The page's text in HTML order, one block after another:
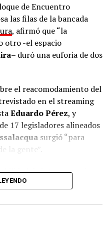
presidente del partido
locales: “La mona,
queda. Van a ponerse el
de nombre, pero
somos lo opuesto,
alternativa clara que
con un ciclo de
dotar de herramientas a
y equipos de
de Encuentro
las filas de la bancada
, afirmó que “la
otro -el espacio
– duró una euforia de dos
el reacomodamiento del
en el streaming
Eduardo Pérez, y
17 legisladores alineados
surgió “para
la gente”.
de interpretar la
en soluciones”,
lo que necesita la
es cambiar de